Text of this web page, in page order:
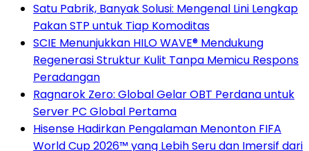
Satu Pabrik, Banyak Solusi: Mengenal Lini Lengkap
Pakan STP untuk Tiap Komoditas
SCIE Menunjukkan HILO WAVE® Mendukung
Regenerasi Struktur Kulit Tanpa Memicu Respons
Peradangan
Ragnarok Zero: Global Gelar OBT Perdana untuk
Server PC Global Pertama
Hisense Hadirkan Pengalaman Menonton FIFA
World Cup 2026™ yang Lebih Seru dan Imersif dari